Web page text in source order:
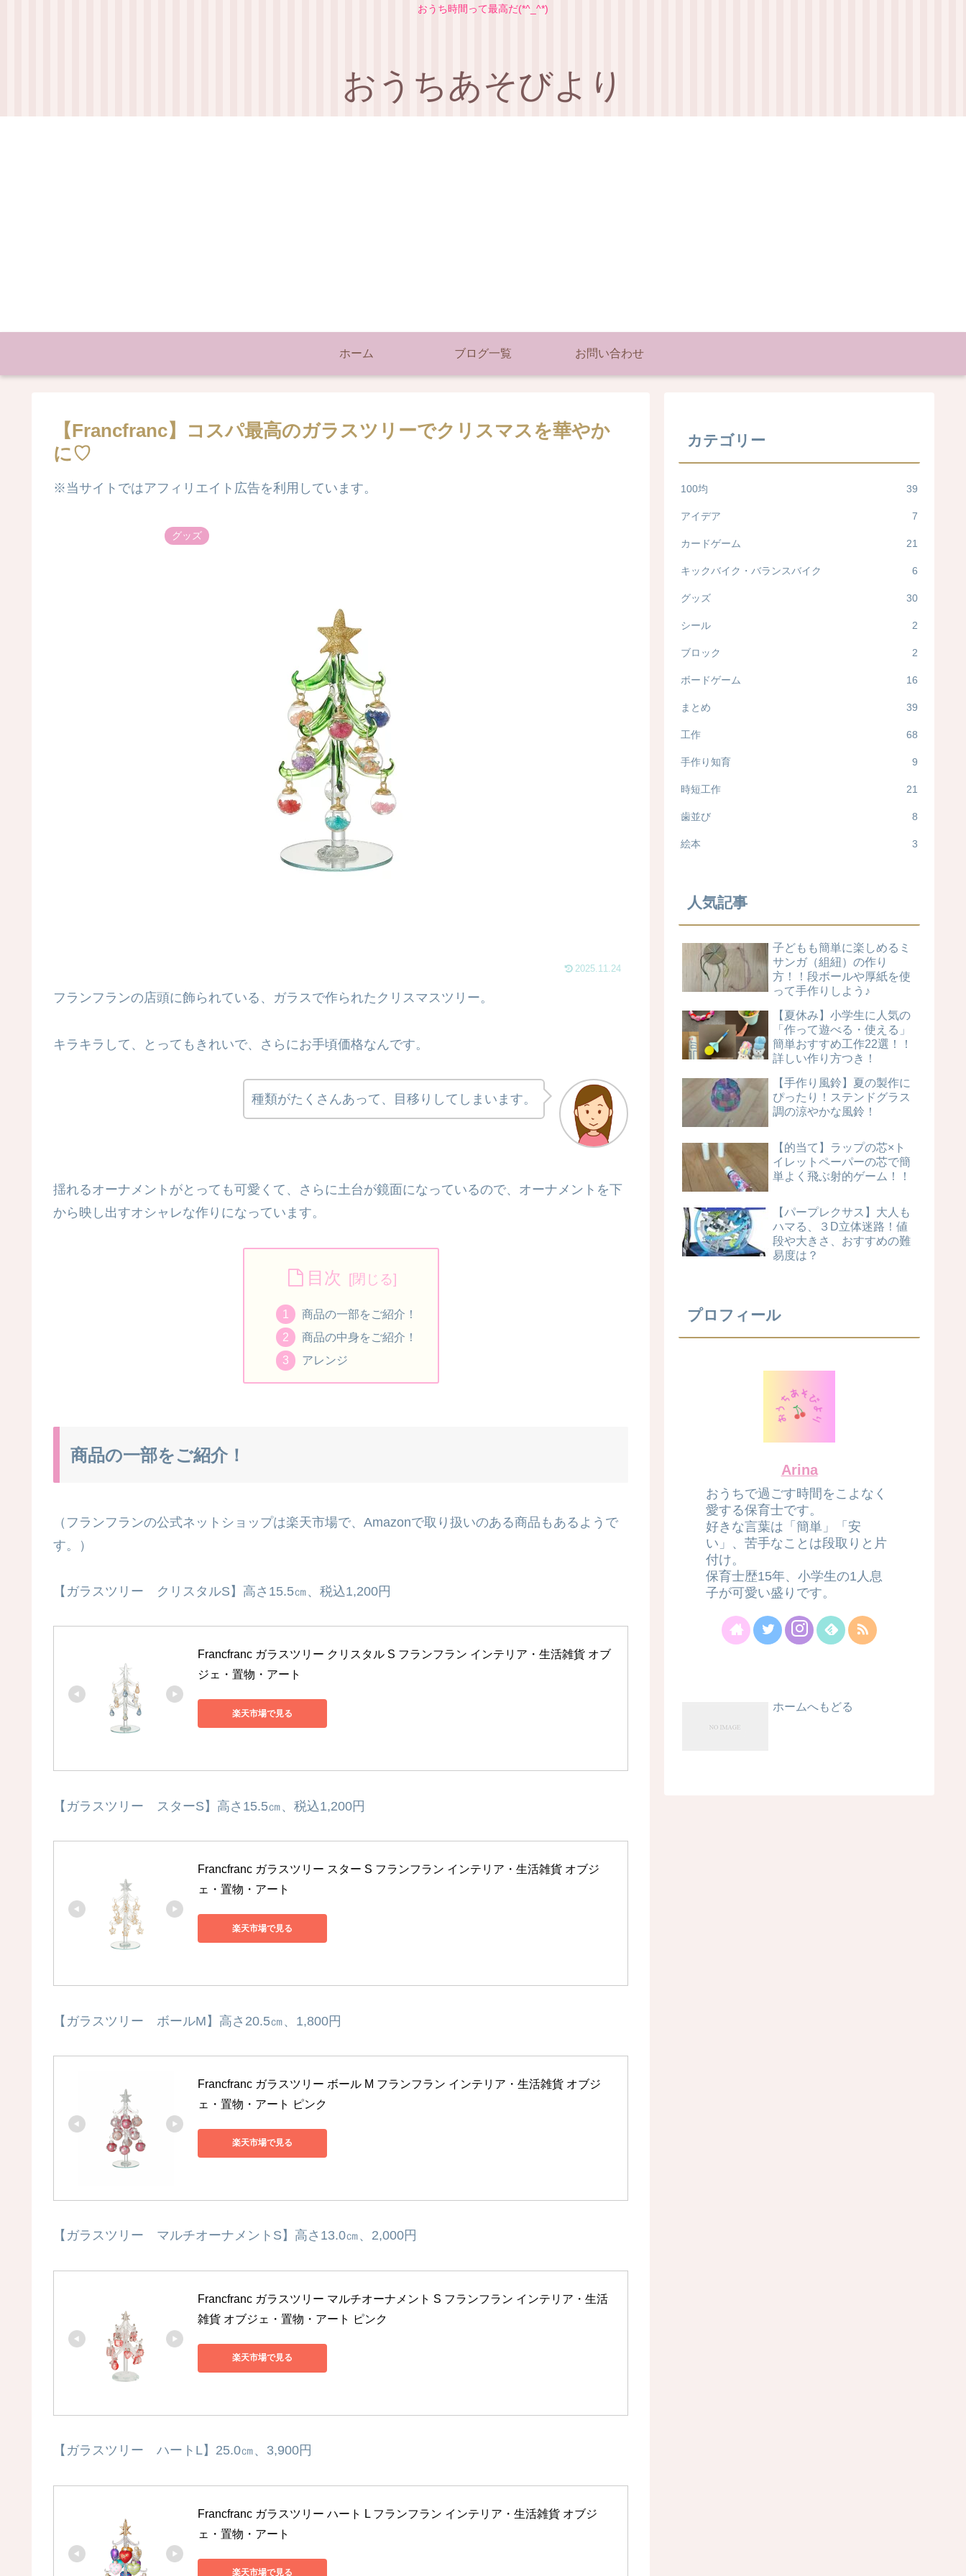
おうち時間って最高だ(*^_^*)
おうちあそびより
ホーム ブログ一覧 お問い合わせ
【Francfranc】コスパ最高のガラスツリーでクリスマスを華やか
に♡
※当サイトではアフィリエイト広告を利用しています。
グッズ
2025.11.24
フランフランの店頭に飾られている、ガラスで作られたクリスマスツリー。
キラキラして、とってもきれいで、さらにお手頃価格なんです。
種類がたくさんあって、目移りしてしまいます。
揺れるオーナメントがとっても可愛くて、さらに土台が鏡面になっているので、オーナメントを下
から映し出すオシャレな作りになっています。
目次
商品の一部をご紹介！
商品の中身をご紹介！
アレンジ
商品の一部をご紹介！
（フランフランの公式ネットショップは楽天市場で、Amazonで取り扱いのある商品もあるようで
す。）
【ガラスツリー クリスタルS】高さ15.5㎝、税込1,200円
Francfranc ガラスツリー クリスタル S フランフラン インテリア・生活雑貨 オブ
ジェ・置物・アート
楽天市場で見る
【ガラスツリー スターS】高さ15.5㎝、税込1,200円
Francfranc ガラスツリー スター S フランフラン インテリア・生活雑貨 オブジ
ェ・置物・アート
楽天市場で見る
【ガラスツリー ボールM】高さ20.5㎝、1,800円
Francfranc ガラスツリー ボール M フランフラン インテリア・生活雑貨 オブジ
ェ・置物・アート ピンク
楽天市場で見る
【ガラスツリー マルチオーナメントS】高さ13.0㎝、2,000円
Francfranc ガラスツリー マルチオーナメント S フランフラン インテリア・生活
雑貨 オブジェ・置物・アート ピンク
楽天市場で見る
【ガラスツリー ハートL】25.0㎝、3,900円
Francfranc ガラスツリー ハート L フランフラン インテリア・生活雑貨 オブジ
ェ・置物・アート
楽天市場で見る
カテゴリー
100均 39
アイデア 7
カードゲーム 21
キックバイク・バランスバイク 6
グッズ 30
シール 2
ブロック 2
ボードゲーム 16
まとめ 39
工作 68
手作り知育 9
時短工作 21
歯並び 8
絵本 3
人気記事
子どもも簡単に楽しめるミ
サンガ（組紐）の作り
方！！段ボールや厚紙を使
って手作りしよう♪
【夏休み】小学生に人気の
「作って遊べる・使える」
簡単おすすめ工作22選！！
詳しい作り方つき！
【手作り風鈴】夏の製作に
ぴったり！ステンドグラス
調の涼やかな風鈴！
【的当て】ラップの芯×ト
イレットペーパーの芯で簡
単よく飛ぶ射的ゲーム！！
【パープレクサス】大人も
ハマる、３D立体迷路！値
段や大きさ、おすすめの難
易度は？
プロフィール
Arina
おうちで過ごす時間をこよなく
愛する保育士です。
好きな言葉は「簡単」「安
い」、苦手なことは段取りと片
付け。
保育士歴15年、小学生の1人息
子が可愛い盛りです。
ホームへもどる